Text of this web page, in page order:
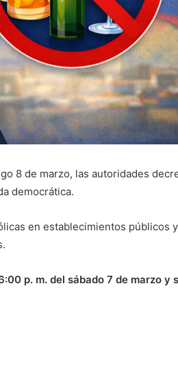
8 de marzo, las autoridades
democrática.
en establecimientos públicos
p. m. del sábado 7 de marzo y